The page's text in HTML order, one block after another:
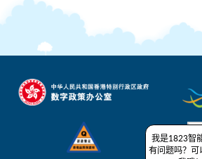
我是1823智
有问题吗？可